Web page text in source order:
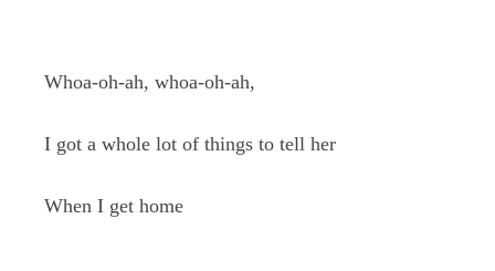
Whoa-oh-ah, whoa-oh-ah,
I got a whole lot of things to tell her
When I get home